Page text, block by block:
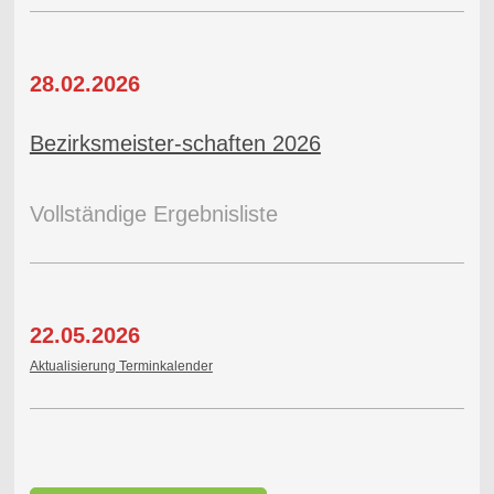
28.02.2026
Bezirksmeister-schaften 2026
Vollständige Ergebnisliste
22.05.2026
Aktualisierung Terminkalender